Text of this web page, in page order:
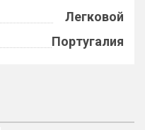
Легковой
Португалия